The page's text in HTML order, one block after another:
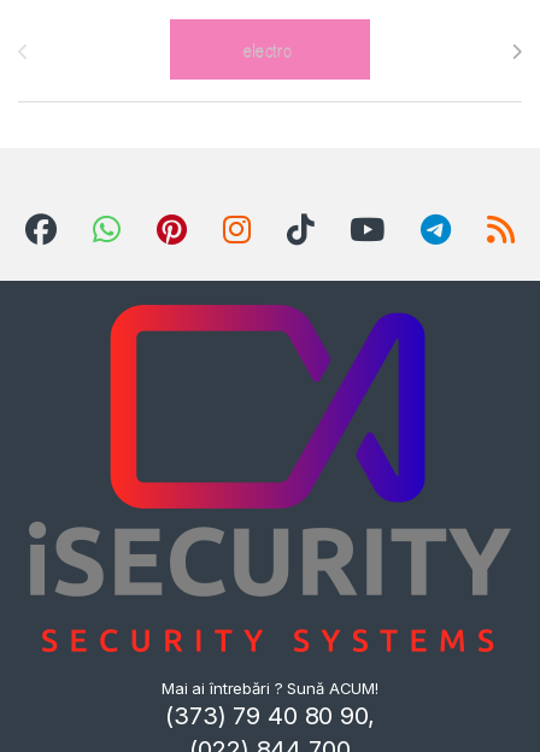
Brands Carousel
Mai ai întrebări ? Sună ACUM!
(373) 79 40 80 90,